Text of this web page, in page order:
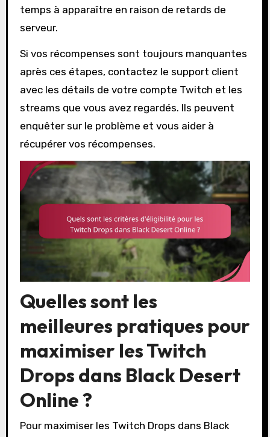
temps à apparaître en raison de retards de
serveur.
Si vos récompenses sont toujours manquantes
après ces étapes, contactez le support client
avec les détails de votre compte Twitch et les
streams que vous avez regardés. Ils peuvent
enquêter sur le problème et vous aider à
récupérer vos récompenses.
Quelles sont les
meilleures pratiques pour
maximiser les Twitch
Drops dans Black Desert
Online ?
Pour maximiser les Twitch Drops dans Black